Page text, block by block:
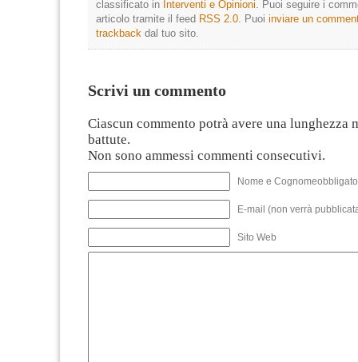
classificato in Interventi e Opinioni . Puoi seguire i
articolo tramite il feed RSS 2.0 . Puoi inviare un
trackback dal tuo sito.
Scrivi un commento
Ciascun commento potrà avere una lunghezza
battute.
Non sono ammessi commenti consecutivi.
Nome e
E-mail (non verrà
Sito Web